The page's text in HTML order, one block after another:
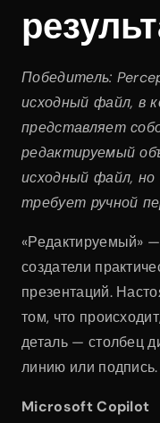
Победитель:
исходный файл, в
представляет
редактируемый
исходный файл,
требует ручной
«Редактируемый»
создатели
презентаций.
том, что
деталь — столбец
линию или подпись.
Microsoft Copilot